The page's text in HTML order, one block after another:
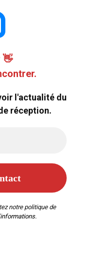
👋
l'actualité du
réception.
notrepolitique de